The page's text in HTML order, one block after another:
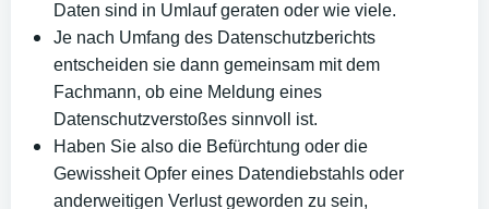
Daten sind in Umlauf geraten oder wie viele.
Je nach Umfang des Datenschutzberichts
entscheiden sie dann gemeinsam mit dem
Fachmann, ob eine Meldung eines
Datenschutzverstoßes sinnvoll ist.
Haben Sie also die Befürchtung oder die
Gewissheit Opfer eines Datendiebstahls oder
anderweitigen Verlust geworden zu sein,